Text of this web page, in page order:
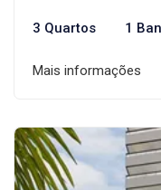
3 Quartos 1
Mais informações